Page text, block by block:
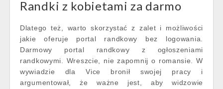
Randki z kobietami za darmo
Dlatego też, warto skorzystać z zalet i możliwości
jakie oferuje portal randkowy bez logowania.
Darmowy portal randkowy z ogłoszeniami
randkowymi. Wreszcie, nie zapomnij o romansie. W
wywiadzie dla Vice bronił swojej pracy i
argumentował, że ważne jest, aby widzowie